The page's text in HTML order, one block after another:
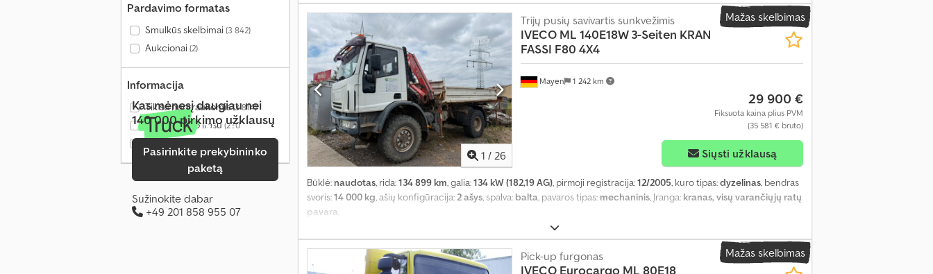
Pardavimo formatas
Smulkūs skelbimai(3 842)
Aukcionai(2)
Informacija
Tik su nuotraukomis(3 814)
Tik su vaizdo įrašu(230)
Kas mėnesį daugiau nei
140 000 pirkimo užklausų
Pasirinkite prekybininko
paketą
Sužinokite dabar
+49 201 858 955 07
Mažas skelbimas
1 / 26
Mayen 1 242 km
Trijų pusių savivartis sunkvežimis
IVECO ML 140E18W 3-Seiten KRAN
FASSI F80 4X4
29 900 €
Fiksuota kaina plius PVM
(35 581 € bruto)
Siųsti užklausą
Būklė: naudotas, rida:134 899 km, galia:134 kW (182,19 AG), pirmoji registracija:12/2005, kuro tipas:dyzelinas, bendras
svoris:14 000 kg , ašių konfigūracija: 2 ašys , spalva: balta , pavaros tipas: mechaninis , Įranga: kranas, visų varančiųjų ratų
pavara
Mažas skelbimas
Pick-up furgonas
IVECO Eurocargo ML 80E18